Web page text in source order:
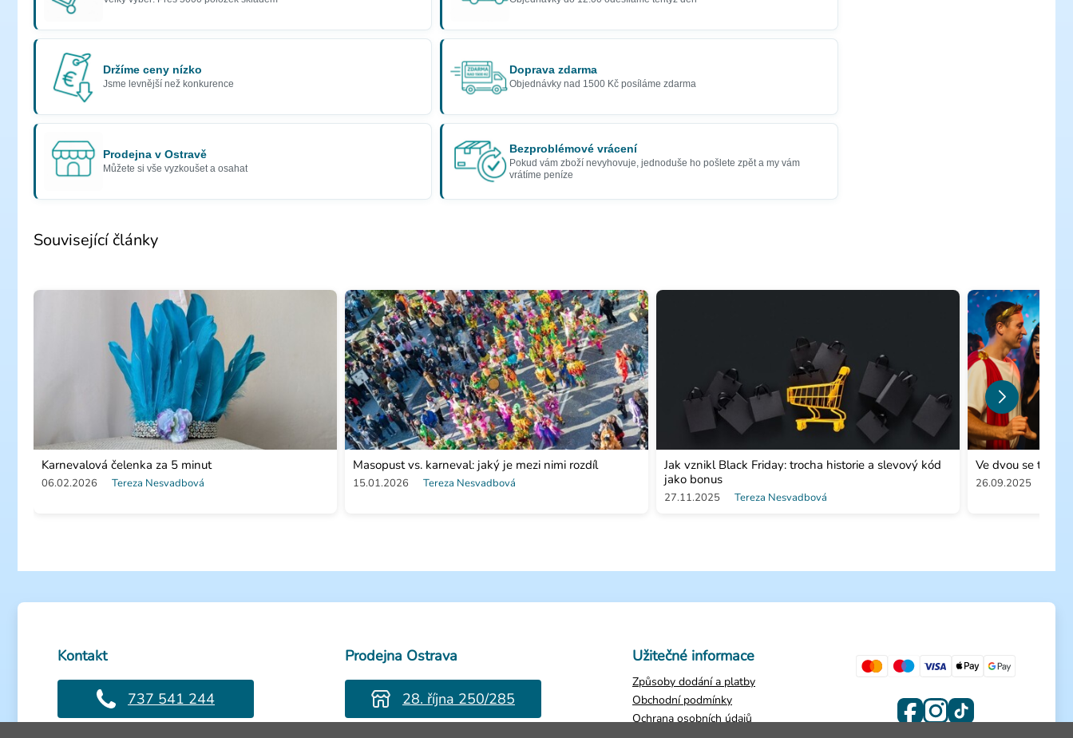
Držíme ceny nízko
Jsme levnější než konkurence
Doprava zdarma
Objednávky nad 1500 Kč posíláme zdarma
Prodejna v Ostravě
Můžete si vše vyzkoušet a osahat
Bezproblémové vrácení
Pokud vám zboží nevyhovuje, jednoduše ho pošlete zpět a my vám
vrátíme peníze
Související články
Karnevalová čelenka za 5 minut
06.02.2026 Tereza Nesvadbová
Masopust vs. karneval: jaký je mezi nimi rozdíl
15.01.2026 Tereza Nesvadbová
Jak vznikl Black Friday: trocha historie a slevový kód
jako bonus
27.11.2025 Tereza Nesvadbová
Ve dvou se to
26.09.2025
Kontakt
737 541 244
Prodejna Ostrava
28. října 250/285
Užitečné informace
Způsoby dodání a platby
Obchodní podmínky
Ochrana osobních údajů